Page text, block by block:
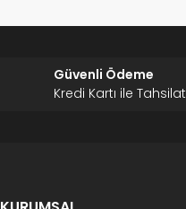
Güvenli Ödeme
Kredi Kartı ile Tahsilat